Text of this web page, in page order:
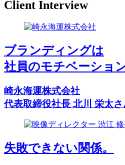
Client Interview
ブランディングは
社員のモチベーショ
崎永海運株式会社
代表取締役社長 北川 栄太さ
失敗できない関係。